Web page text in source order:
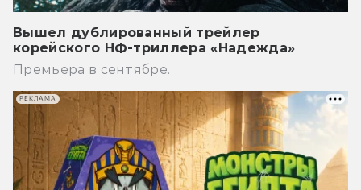
Вышел дублированный трейлер
корейского НФ-триллера «Надежда»
Премьера в сентябре.
РЕКЛАМА